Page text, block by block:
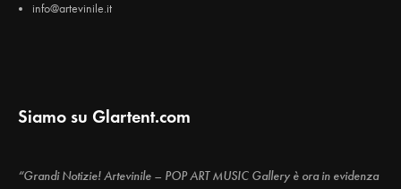
info@artevinile.it
Siamo su Glartent.com
“Grandi Notizie! Artevinile – POP ART MUSIC Gallery è ora in evidenza